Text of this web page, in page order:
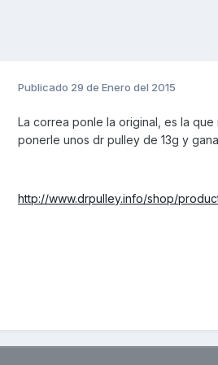
Publicado 29 de Enero del 2015
La correa ponle la original, es la
ponerle unos dr pulley de 13g y
http://www.drpulley.info/shop/